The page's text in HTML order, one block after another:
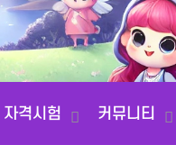
자격시험 커뮤니티